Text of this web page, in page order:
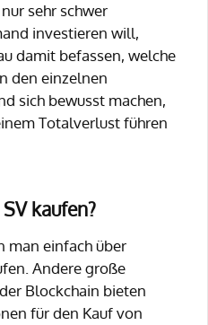
sehr schwer
investieren will,
damit befassen, welche
den einzelnen
sich bewusst machen,
Totalverlust führen
kaufen?
man einfach über
Andere große
Blockchain bieten
für den Kauf von